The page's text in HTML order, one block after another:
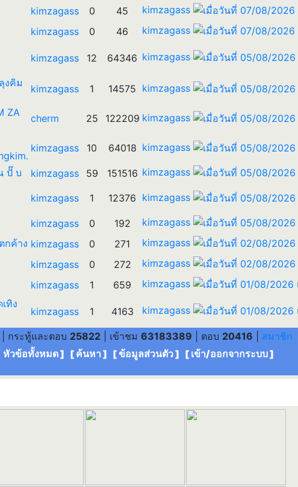
kimzagass 0 45
kimzagass
kimzagass 0 46
kimzagass
kimzagass 12 64346 kimzagass
งคิม
kimzagass 1 14575 kimzagass
ZA
cherm 25 122209 kimzagass
kimzagass 10 64018 kimzagass
ปั๊ บ kimzagass 59 151516 kimzagass
kimzagass 1 12376 kimzagass
kimzagass 0 192
kimzagass
กค้าง kimzagass 0 271
kimzagass
kimzagass 0 272
kimzagass
kimzagass 1 659
kimzagass
ทิง
kimzagass 1 4163 kimzagass
| กระทู้และตอบ 25822 | เข้าชม 63183389 | ตอบ 20416 สมาชิก
หัวข้อทั้งหมด] [ ค้นหา ] [ข้อมูลส่วนตัว] [ เข้า/ออกจากระบบ]